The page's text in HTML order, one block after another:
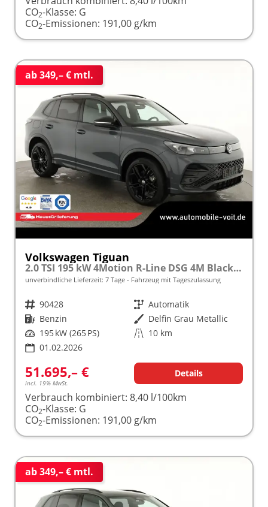
CO2-Klasse: G
CO2-Emissionen: 191,00 g/km
ab 349,– € mtl.
Volkswagen Tiguan
2.0 TSI 195 kW 4Motion R-Line DSG 4M Black, AHK, IQ.Light, 20-Zoll, Navi, Side, AreaView, sofort
unverbindliche Lieferzeit: 7 Tage Fahrzeug mit Tageszulassung
Fahrzeugnr. 90428 Getriebe Automatik
Kraftstoff Benzin Außenfarbe Delfin Grau Metallic
Leistung 195 kW (265 PS) Kilometerstand 10 km
01.02.2026
51.695,– €
incl. 19% MwSt.
Details
Verbrauch kombiniert: 8,40 l/100km
CO2-Klasse: G
CO2-Emissionen: 191,00 g/km
ab 349,– € mtl.